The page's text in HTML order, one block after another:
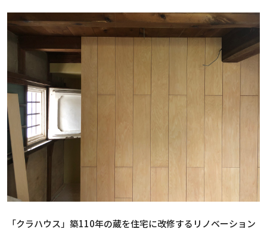
「クラハウス」築110年の蔵を住宅に改修するリノベーション